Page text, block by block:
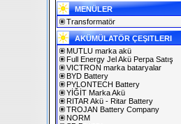
MENÜLER
Transformatör
AKÜMÜLATÖR ÇEŞITLERI
MUTLU marka akü
Full Energy Jel Akü Perpa Satış
VICTRON marka bataryalar
BYD Battery
PYLONTECH Battery
YİĞİT Marka Akü
RITAR Akü - Ritar Battery
TROJAN Battery Company
NORM